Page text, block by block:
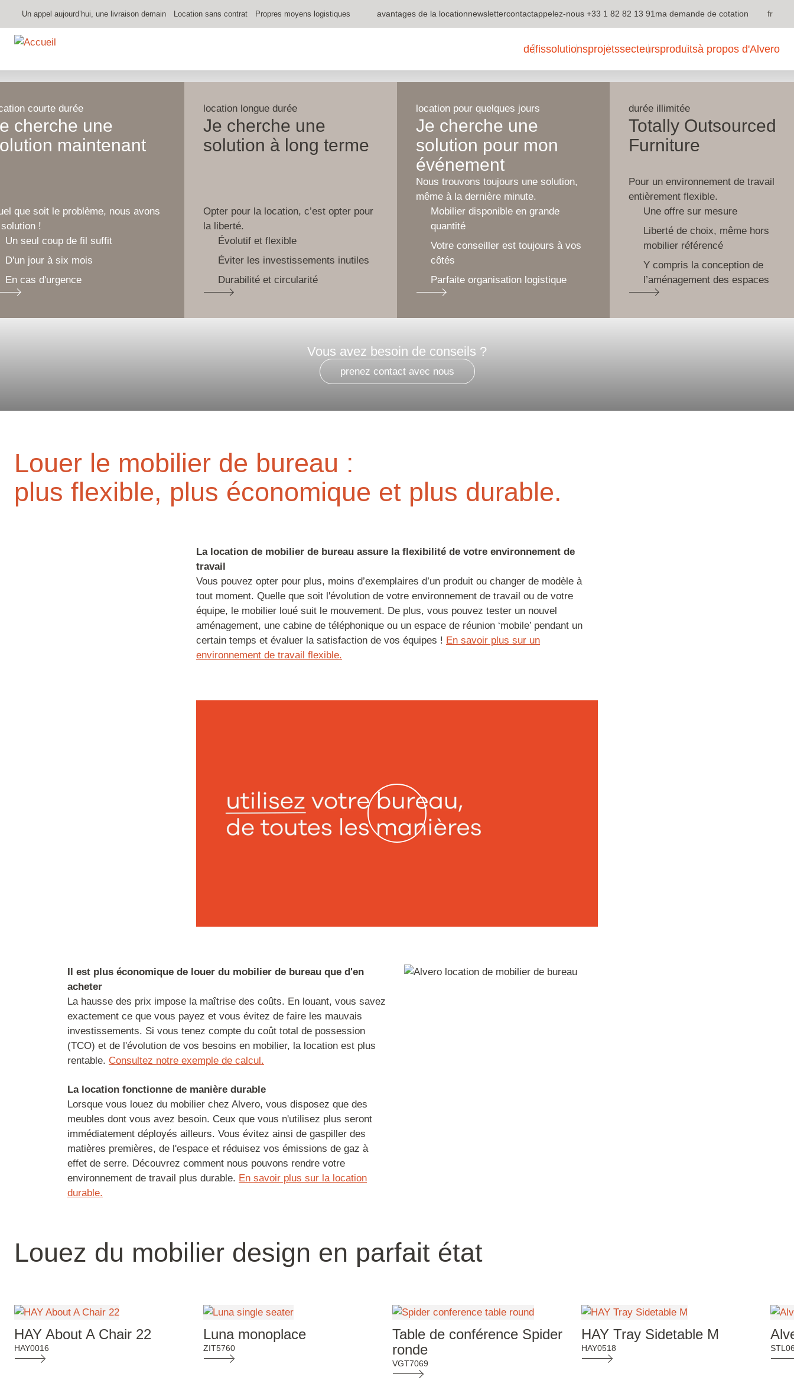
contenu
Un appel aujourd’hui, une livraison demain Location sans contrat Propres moyens logistiques avantages de la locationnewslettercontactappelez-nous +33 1 82 82 13 91 ma demande de cotation fr
défissolutionsprojetssecteursproduitsà propos d'Alvero
Location de mobilier de bureau, c’est Alvero
courte durée
cherche une
maintenant
que soit le problème, nous avons
!
Un seul coup de fil suffit
D'un jour à six mois
En cas d'urgence
location longue durée
Je cherche une
solution à long terme
Opter pour la location, c’est opter pour
la liberté.
Évolutif et flexible
Éviter les investissements inutiles
Durabilité et circularité
location pour quelques jours
Je cherche une
solution pour mon
événement
Nous trouvons toujours une solution,
même à la dernière minute.
Mobilier disponible en grande
quantité
Votre conseiller est toujours à vos
côtés
Parfaite organisation logistique
durée illimitée
Totally Outsourced
Furniture
Pour un environnement de travail
entièrement flexible.
Une offre sur mesure
Liberté de choix, même hors
mobilier référencé
Y compris la conception de
l’aménagement des espaces
Vous avez besoin de conseils ?
prenez contact avec nous
Louer le mobilier de bureau :
plus flexible, plus économique et plus durable.
La location de mobilier de bureau assure la flexibilité de votre environnement de
travail
Vous pouvez opter pour plus, moins d’exemplaires d’un produit ou changer de modèle à
tout moment. Quelle que soit l'évolution de votre environnement de travail ou de votre
équipe, le mobilier loué suit le mouvement. De plus, vous pouvez tester un nouvel
aménagement, une cabine de téléphonique ou un espace de réunion ‘mobile’ pendant un
certain temps et évaluer la satisfaction de vos équipes ! En savoir plus sur un
environnement de travail flexible.
Il est plus économique de louer du mobilier de bureau que d'en
acheter
La hausse des prix impose la maîtrise des coûts. En louant, vous savez
exactement ce que vous payez et vous évitez de faire les mauvais
investissements. Si vous tenez compte du coût total de possession
(TCO) et de l'évolution de vos besoins en mobilier, la location est plus
rentable. Consultez notre exemple de calcul.
La location fonctionne de manière durable
Lorsque vous louez du mobilier chez Alvero, vous disposez que des
meubles dont vous avez besoin. Ceux que vous n'utilisez plus seront
immédiatement déployés ailleurs. Vous évitez ainsi de gaspiller des
matières premières, de l'espace et réduisez vos émissions de gaz à
effet de serre. Découvrez comment nous pouvons rendre votre
environnement de travail plus durable. En savoir plus sur la location
durable.
Louez du mobilier design en parfait état
HAY About A Chair 22
HAY0016
Luna monoplace
ZIT5760
Table de conférence Spider
ronde
VGT7069
HAY Tray Sidetable M
HAY0518